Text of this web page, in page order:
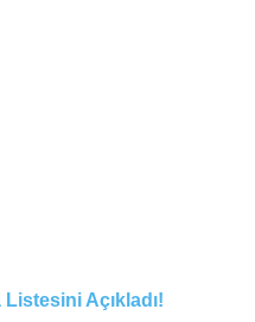
Listesini Açıkladı!